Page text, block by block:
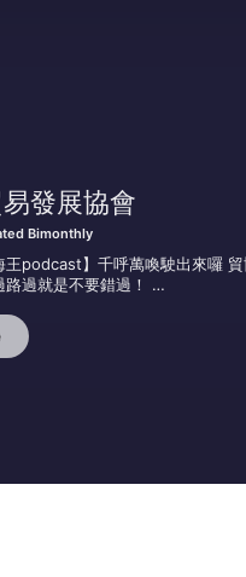
發展協會
Bimonthly
podcast】千呼萬喚駛出來囉 貿
過就是不要錯過！
知識、產業新知、封面故事等單
絲團，許願節目主題、參與提問
民國經濟部結合其轄境內工商